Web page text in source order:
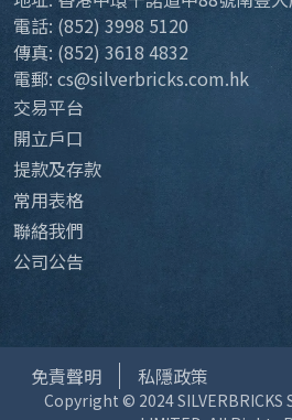
電話: (852) 3998 5120
傳真: (852) 3618 4832
電郵: cs@silverbricks.com.hk
交易平台
開立戶口
提款及存款
常用表格
聯絡我們
公司公告
免責聲明 私隱政策
Copyright © 2024 SILVERBRICKS